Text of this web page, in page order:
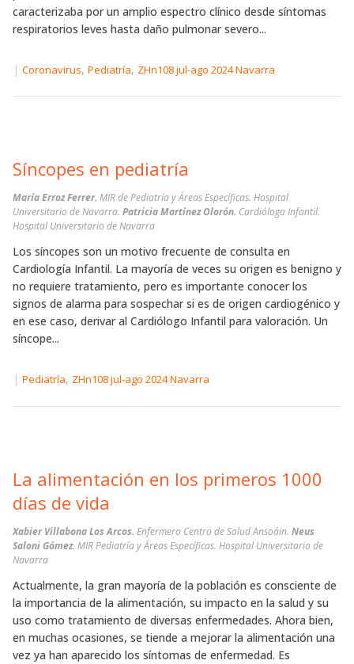
caracterizaba por un amplio espectro clínico desde síntomas
respiratorios leves hasta daño pulmonar severo...
| Coronavirus, Pediatría, ZHn108 jul-ago 2024 Navarra
Síncopes en pediatría
María Erroz Ferrer. MIR de Pediatría y Áreas Específicas. Hospital
Universitario de Navarra. Patricia Martínez Olorón. Cardióloga Infantil.
Hospital Universitario de Navarra
Los síncopes son un motivo frecuente de consulta en
Cardiología Infantil. La mayoría de veces su origen es benigno y
no requiere tratamiento, pero es importante conocer los
signos de alarma para sospechar si es de origen cardiogénico y
en ese caso, derivar al Cardiólogo Infantil para valoración. Un
síncope...
| Pediatría, ZHn108 jul-ago 2024 Navarra
La alimentación en los primeros 1000
días de vida
Xabier Villabona Los Arcos. Enfermero Centro de Salud Ansoáin. Neus
Saloni Gómez. MIR Pediatría y Áreas Específicas. Hospital Universitario de
Navarra
Actualmente, la gran mayoría de la población es consciente de
la importancia de la alimentación, su impacto en la salud y su
uso como tratamiento de diversas enfermedades. Ahora bien,
en muchas ocasiones, se tiende a mejorar la alimentación una
vez ya han aparecido los síntomas de enfermedad. Es